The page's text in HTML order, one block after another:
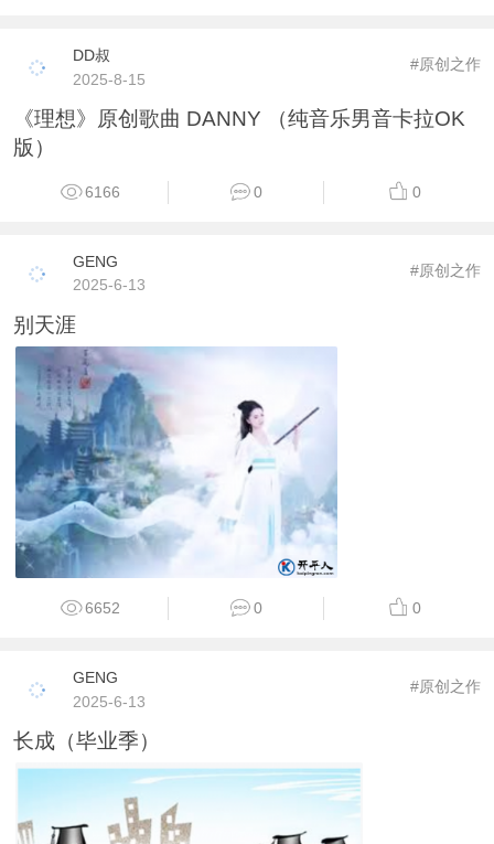
DD叔
2025-8-15
#原创之作
《理想》原创歌曲 DANNY （纯音乐男音卡拉OK
版）
6166 0 0
GENG
2025-6-13
#原创之作
别天涯
6652 0 0
GENG
2025-6-13
#原创之作
长成（毕业季）